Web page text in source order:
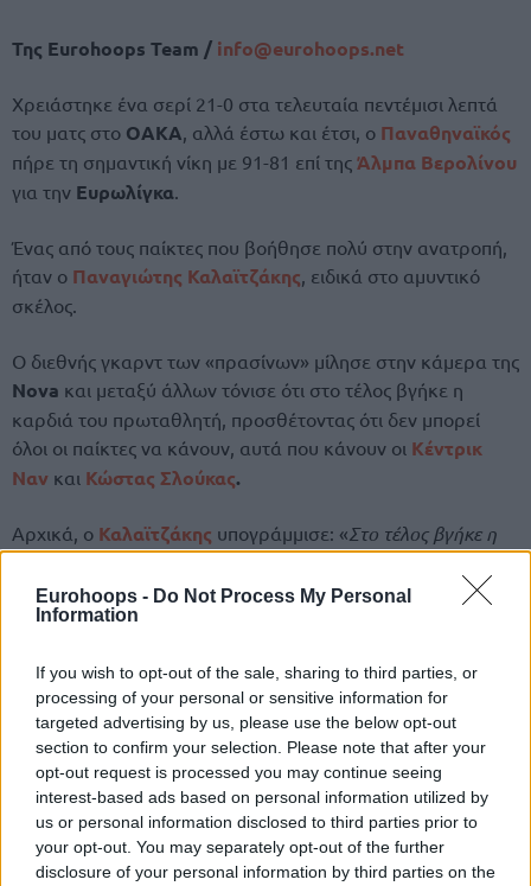
Eurohoops - Do Not Process My Personal
Information
If you wish to opt-out of the sale, sharing to third parties, or
processing of your personal or sensitive information for
targeted advertising by us, please use the below opt-out
section to confirm your selection. Please note that after your
opt-out request is processed you may continue seeing
interest-based ads based on personal information utilized by
us or personal information disclosed to third parties prior to
your opt-out. You may separately opt-out of the further
disclosure of your personal information by third parties on the
Της Eurohoops Team / info@eurohoops.net
Χρειάστηκε ένα σερί 21-0 στα τελευταία πεντέμισι λεπτά
του ματς στο ΟΑΚΑ, αλλά έστω και έτσι, ο Παναθηναϊκός
πήρε τη σημαντική νίκη με 91-81 επί της Άλμπα Βερολίνου
για την Ευρωλίγκα.
Ένας από τους παίκτες που βοήθησε πολύ στην ανατροπή,
ήταν ο Παναγιώτης Καλαϊτζάκης, ειδικά στο αμυντικό
σκέλος.
Ο διεθνής γκαρντ των «πρασίνων» μίλησε στην κάμερα της
Nova και μεταξύ άλλων τόνισε ότι στο τέλος βγήκε η
καρδιά του πρωταθλητή, προσθέτοντας ότι δεν μπορεί
όλοι οι παίκτες να κάνουν, αυτά που κάνουν οι Κέντρικ
Ναν και Κώστας Σλούκας.
Αρχικά, ο Καλαϊτζάκης υπογράμμισε: «Στο τέλος βγήκε η
βάλαμε τα ελεύθερα σουτ, δεν γυρίσαμε καλά την μπάλα,
κάναμε επιπόλαια λάθη. Με την έλευση του νέου προπονητή
βρήκαμε τα σουτ που θέλαμε και τις φάσεις που θέλαμε. Με
ένα τρομερό τελευταίο δεκάλεπτο όμως, με την άμυνα μας,
βάλαμε τον κόσμο στην εξίσωση και πήραμε μία μεγάλη
νίκη».
Όσον αφορά στην άμυνα που έδωσε τη νίκη στον
Παναθηναϊκό και την συνεισφορά που είχε ο ίδιος,